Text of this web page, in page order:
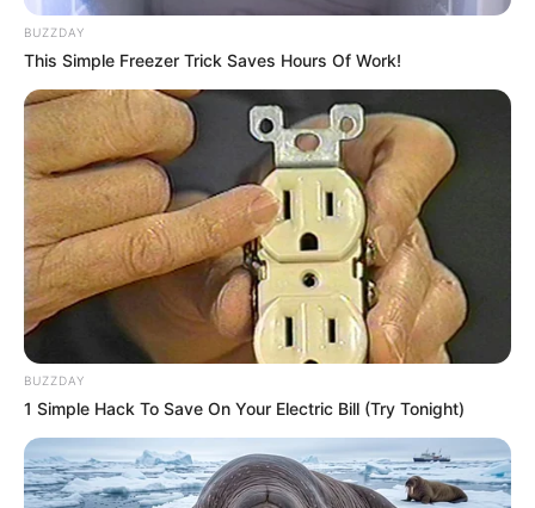
volna a végkimenetellel kapcsolatban.
Az is lehet, hogy sérült volt – ezt csak orvos tudta
volna biztosan megállapítani.
Lehet később megtörtént volna máskor máshol –
de az is lehet, hogy nem, ezt már soha nem
tudhatjuk meg.
De úgy érezzük: ha akkor másképp alakulnak a
dolgok, akkor másképp alakulhatott volna az este
is, és nem így nem akkor és nem ott történik a
legrosszabb.🤍😔💔
BUZZDAY
This Simple Freezer Trick Saves Hours Of Work!
BUZZDAY
1 Simple Hack To Save On Your Electric Bill (Try Tonight)